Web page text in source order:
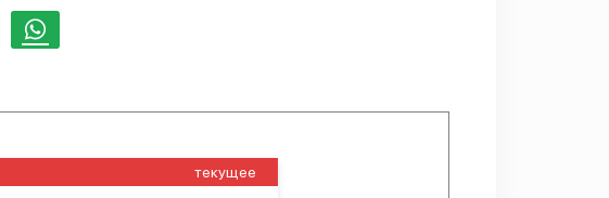
Whatsapp
текущее